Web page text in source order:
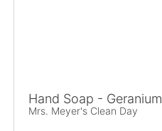
Hand Soap - Geranium
Mrs. Meyer's Clean Day